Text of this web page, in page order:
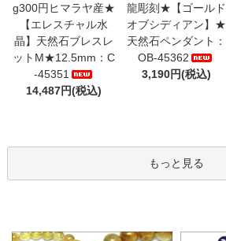
g300円ヒマラヤ産★
【エレスチャル水
晶】天然石ブレスレ
ットM★12.5mm：C
-45351
14,487円(税込)
龍彫刻★【ゴールド
オブシディアン】★
天然石ペンダント：
OB-45362
3,190円(税込)
もっと見る